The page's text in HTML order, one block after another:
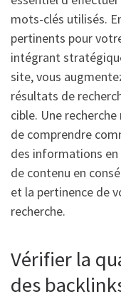
mots-clés utilisés.
pertinents pour
intégrant
site, vous
résultats de
cible. Une
de comprendre
des informations
de contenu en
et la pertinence de
recherche.
Vérifier la
des